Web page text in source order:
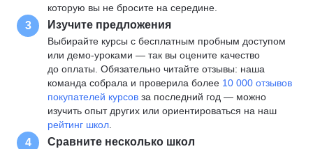
которую вы не бросите на середине.
3 Изучите предложения
Выбирайте курсы с бесплатным пробным доступом
или демо-уроками — так вы оцените качество
до оплаты. Обязательно читайте отзывы: наша
команда собрала и проверила более 10 000 отзывов
покупателей курсов за последний год — можно
изучить опыт других или ориентироваться на наш
рейтинг школ
4 Сравните несколько школ